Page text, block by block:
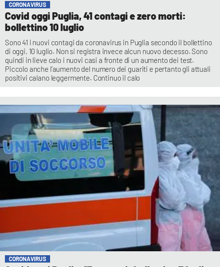
CORONAVIRUS
Covid oggi Puglia, 41 contagi e zero morti:
bollettino 10 luglio
Sono 41 i nuovi contagi da coronavirus in Puglia secondo il bollettino
di oggi, 10 luglio. Non si registra invece alcun nuovo decesso. Sono
quindi in lieve calo i nuovi casi a fronte di un aumento dei test.
Piccolo anche l’aumento del numero dei guariti e pertanto gli attuali
positivi calano leggermente. Continuo il calo
CORONAVIRUS